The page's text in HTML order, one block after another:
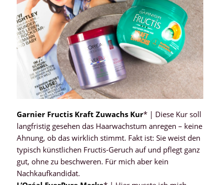
Garnier Fructis Kraft Zuwachs Kur* | Diese Kur soll
langfristig gesehen das Haarwachstum anregen – keine
Ahnung, ob das wirklich stimmt. Fakt ist: Sie weist den
typisch künstlichen Fructis-Geruch auf und pflegt ganz
gut, ohne zu beschweren. Für mich aber kein
Nachkaufkandidat.